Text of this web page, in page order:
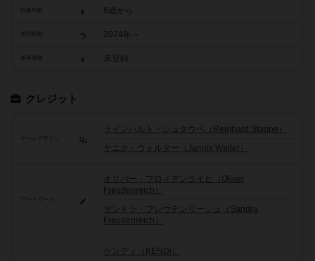
8歳から
2024年～
参考価格 未登録
クレジット
ゲームデザイン
ラインハルト・シュタウペ（Reinhard Staupe）
ヤニク・ウォルター（Jannik Walter）
アートワーク
オリバー・フロイデンライヒ（Oliver
Freudenreich）
サンドラ・フレウデンリーシュ（Sandra
Freudenreich）
ケンディ（KENDi）